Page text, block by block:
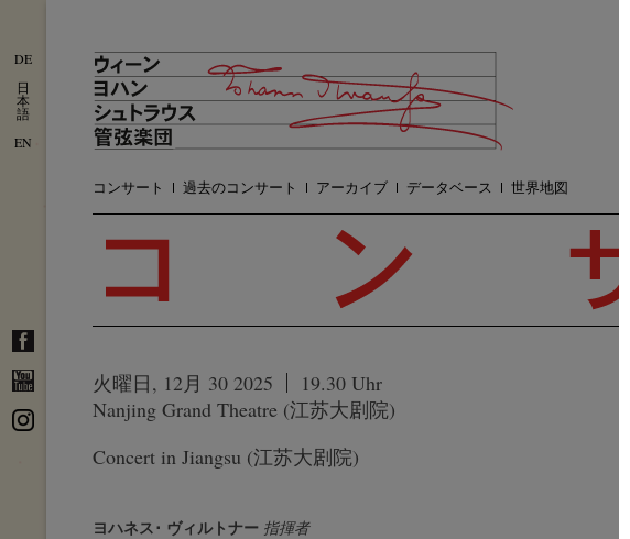
DE
日
本
語
EN
コンサート 過去のコンサート アーカイブ データベース 世界地図
火曜日, 12月 30 2025
19.30 Uhr
Nanjing Grand Theatre (江苏大剧院)
Concert in Jiangsu (江苏大剧院)
ヨハネス･ ヴィルトナー 指揮者